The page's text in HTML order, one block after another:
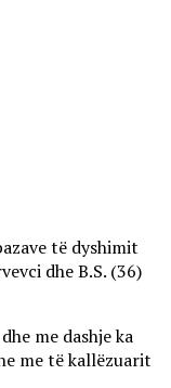
të dyshimit
dhe B.S. (36)
me dashje ka
me të kallëzuarit